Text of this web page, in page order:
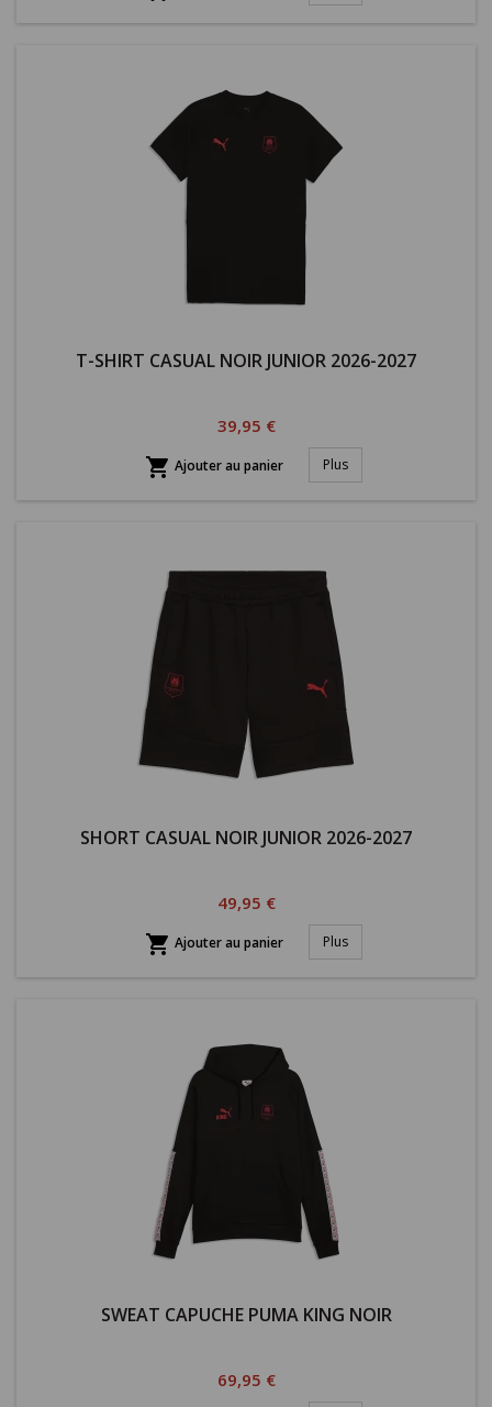
T-SHIRT CASUAL NOIR JUNIOR 2026-2027
Prix
39,95 €
 Ajouter au panier Plus
SHORT CASUAL NOIR JUNIOR 2026-2027
Prix
49,95 €
 Ajouter au panier Plus
SWEAT CAPUCHE PUMA KING NOIR
Prix
69,95 €